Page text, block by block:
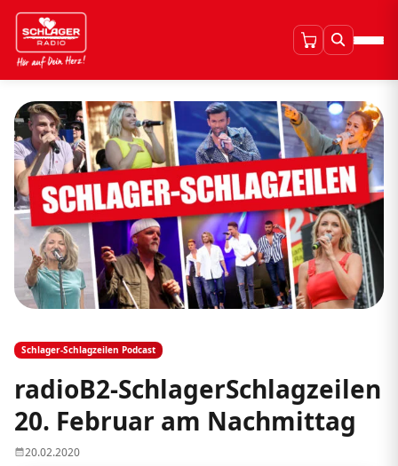
Schlager-Schlagzeilen Podcast
radioB2-SchlagerSchlagzeilen
20. Februar am Nachmittag
20.02.2020